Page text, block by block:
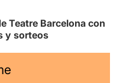
Teatre Barcelona con
y sorteos